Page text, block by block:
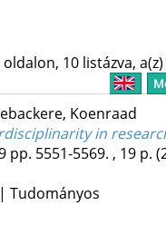
10 listázva,
Koenraad
in
pp. 5551-5569. , 19 p.
Tudományos